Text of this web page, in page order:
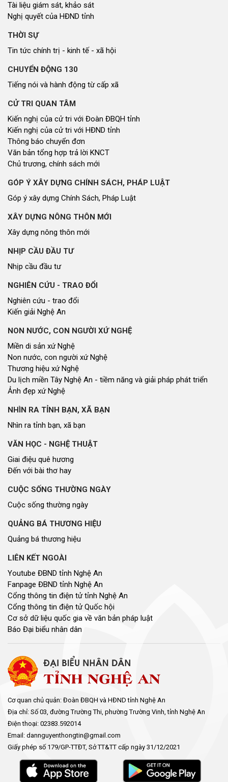
Tài liệu giám sát, khảo sát
Nghị quyết của HĐND tỉnh
THỜI SỰ
Tin tức chính trị - kinh tế - xã hội
CHUYỂN ĐỘNG 130
Tiếng nói và hành động từ cấp xã
CỬ TRI QUAN TÂM
Kiến nghị của cử tri với Đoàn ĐBQH tỉnh
Kiến nghị của cử tri với HĐND tỉnh
Thông báo chuyển đơn
Văn bản tổng hợp trả lời KNCT
Chủ trương, chính sách mới
GÓP Ý XÂY DỰNG CHÍNH SÁCH, PHÁP LUẬT
Góp ý xây dựng Chính Sách, Pháp Luật
XÂY DỰNG NÔNG THÔN MỚI
Xây dựng nông thôn mới
NHỊP CẦU ĐẦU TƯ
Nhịp cầu đầu tư
NGHIÊN CỨU - TRAO ĐỔI
Nghiên cứu - trao đổi
Kiến giải Nghệ An
NON NƯỚC, CON NGƯỜI XỨ NGHỆ
Miền di sản xứ Nghệ
Non nước, con người xứ Nghệ
Thương hiệu xứ Nghệ
Du lịch miền Tây Nghệ An - tiềm năng và giải pháp phát triển
Ảnh đẹp xứ Nghệ
NHÌN RA TỈNH BẠN, XÃ BẠN
Nhìn ra tỉnh bạn, xã bạn
VĂN HỌC - NGHỆ THUẬT
Giai điệu quê hương
Đến với bài thơ hay
CUỘC SỐNG THƯỜNG NGÀY
Cuộc sống thường ngày
QUẢNG BÁ THƯƠNG HIỆU
Quảng bá thương hiệu
LIÊN KẾT NGOÀI
Youtube ĐBND tỉnh Nghệ An
Fanpage ĐBND tỉnh Nghệ An
Cổng thông tin điện tử tỉnh Nghệ An
Cổng thông tin điện tử Quốc hội
Cơ sở dữ liệu quốc gia về văn bản pháp luật
Báo Đại biểu nhân dân
Cơ quan chủ quản: Đoàn ĐBQH và HĐND tỉnh Nghệ An
Địa chỉ: Số 03, đường Trường Thi, phường Trường Vinh, tỉnh Nghệ An
Điện thoại: 02383.592014
Email: dannguyenthongtin@gmail.com
Giấy phép số 179/GP-TTĐT, Sở TT&TT cấp ngày 31/12/2021